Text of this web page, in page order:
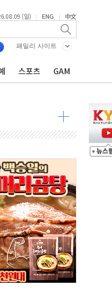
(일) | ENG | 中文
패밀리 사이트
스포츠 GAM
계 양극화 심화
어
해프닝"
부상
여론 수렴"
첫발